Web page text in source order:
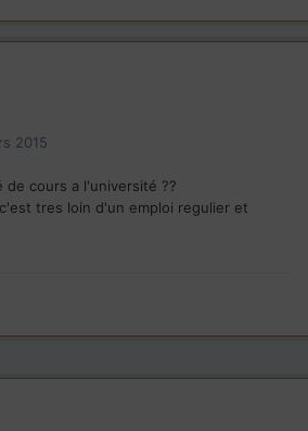
2015
de cours a l'université ??
tres loin d'un emploi regulier et